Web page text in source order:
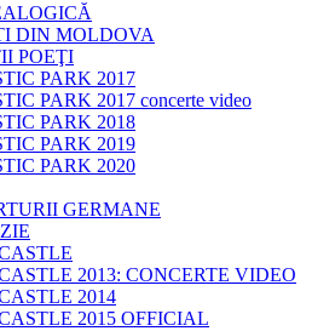
DIN MOLDOVA
POEŢI
PARK 2017
PARK 2017 concerte video
PARK 2018
PARK 2019
PARK 2020
GERMANE
2013: CONCERTE VIDEO
2014
2015 OFFICIAL